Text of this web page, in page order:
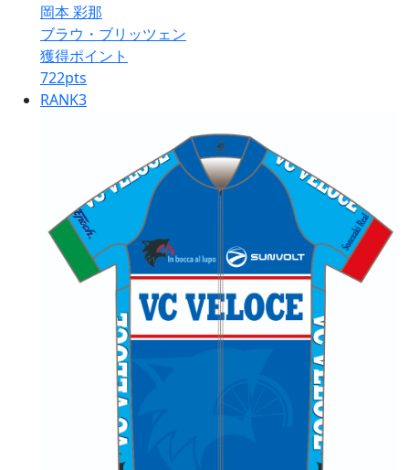
岡本 彩那
ブラウ・ブリッツェン
獲得ポイント
722pts
RANK3